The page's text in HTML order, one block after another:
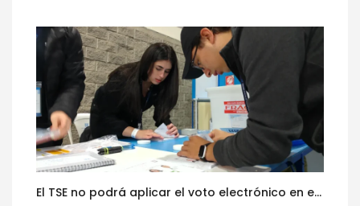
El TSE no podrá aplicar el voto electrónico en el extranjero, pese a la reciente actualización de su reglamento